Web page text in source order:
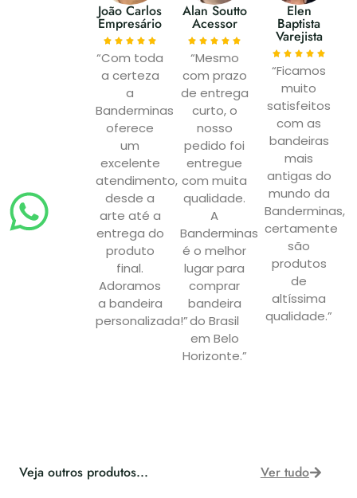
João Carlos
Empresário
“Com toda
a certeza
a
Banderminas
oferece
um
excelente
atendimento,
desde a
arte até a
entrega do
produto
final.
Adoramos
a bandeira
personalizada!”
Alan Soutto
Acessor
“Mesmo
com prazo
de entrega
curto, o
nosso
pedido foi
entregue
com muita
qualidade.
A
Banderminas
é o melhor
lugar para
comprar
bandeira
do Brasil
em Belo
Horizonte.”
Elen
Baptista
Varejista
“Ficamos
muito
satisfeitos
com as
bandeiras
mais
antigas do
mundo da
Banderminas,
certamente
são
produtos
de
altíssima
qualidade.”
Veja outros produtos... Ver tudo